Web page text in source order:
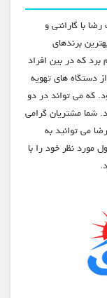
با گارانتی و
برندهای
برد که در بین افراد
دستگاه های تهویه
که می تواند در دو
شما مشتریان گرامی
می توانید به
نظر خود را با